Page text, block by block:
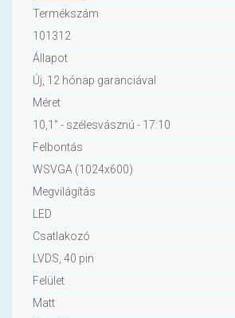
Termékszám
101312
Állapot
Új, 12 hónap garanciával
Méret
10,1" - szélesvásznú - 17:10
Felbontás
WSVGA (1024x600)
Megvilágítás
LED
Csatlakozó
LVDS, 40 pin
Felület
Matt